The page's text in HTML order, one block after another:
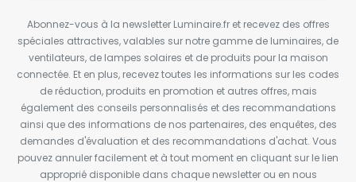
Abonnez-vous à la newsletter Luminaire.fr et recevez des offres
spéciales attractives, valables sur notre gamme de luminaires, de
ventilateurs, de lampes solaires et de produits pour la maison
connectée. Et en plus, recevez toutes les informations sur les codes
de réduction, produits en promotion et autres offres, mais
également des conseils personnalisés et des recommandations
ainsi que des informations de nos partenaires, des enquêtes, des
demandes d'évaluation et des recommandations d'achat. Vous
pouvez annuler facilement et à tout moment en cliquant sur le lien
approprié disponible dans chaque newsletter ou en nous